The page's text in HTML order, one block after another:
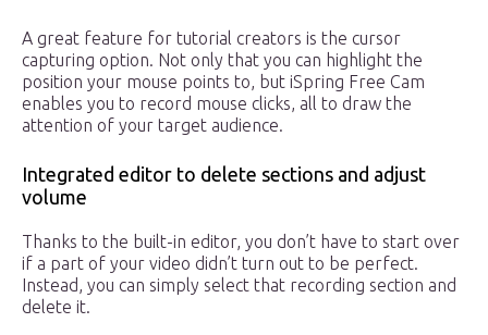
A great feature for tutorial creators is the cursor
capturing option. Not only that you can highlight the
position your mouse points to, but iSpring Free Cam
enables you to record mouse clicks, all to draw the
attention of your target audience.
Integrated editor to delete sections and adjust
volume
Thanks to the built-in editor, you don’t have to start over
if a part of your video didn’t turn out to be perfect.
Instead, you can simply select that recording section and
delete it.